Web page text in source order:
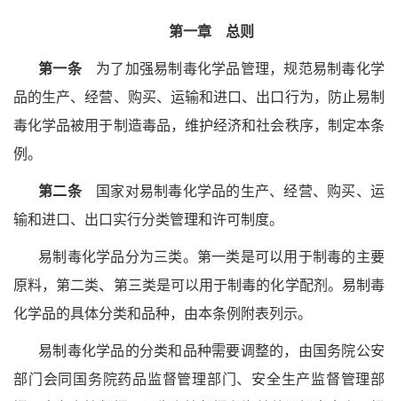
第一章 总则
第一条为了加强易制毒化学品管理，规范易制毒化学
品的生产、经营、购买、运输和进口、出口行为，防止易制
毒化学品被用于制造毒品，维护经济和社会秩序，制定本条
例。
第二条国家对易制毒化学品的生产、经营、购买、运
输和进口、出口实行分类管理和许可制度。
易制毒化学品分为三类。第一类是可以用于制毒的主要
原料，第二类、第三类是可以用于制毒的化学配剂。易制毒
化学品的具体分类和品种，由本条例附表列示。
易制毒化学品的分类和品种需要调整的，由国务院公安
部门会同国务院药品监督管理部门、安全生产监督管理部